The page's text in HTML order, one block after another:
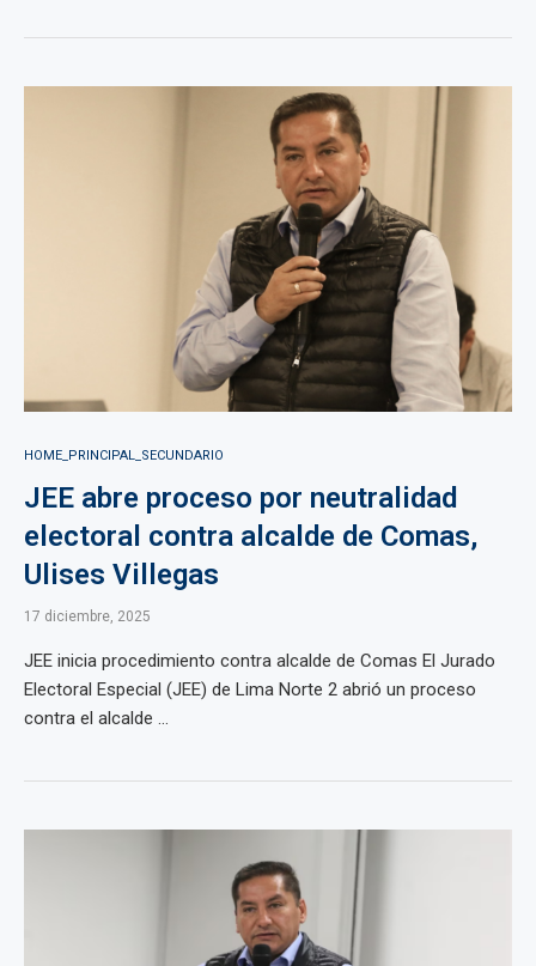
HOME_PRINCIPAL_SECUNDARIO
JEE abre proceso por neutralidad
electoral contra alcalde de Comas,
Ulises Villegas
17 diciembre, 2025
JEE inicia procedimiento contra alcalde de Comas El Jurado
Electoral Especial (JEE) de Lima Norte 2 abrió un proceso
contra el alcalde ...